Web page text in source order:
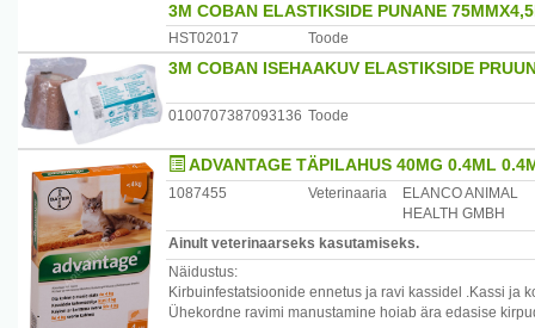
3M COBAN ELASTIKSIDE PUNANE
HST02017 Toode
3M COBAN ISEHAAKUV ELASTIKSIDE
0100707387093136 Toode
ADVANTAGE TÄPILAHUS 40MG 0.4ML
1087455 Veterinaaria
ELANCO ANIMAL
HEALTH GMBH
Ainult veterinaarseks kasutamiseks.
Näidustus:
Kirbuinfestatsioonide ennetus ja ravi kassidel .Kassi ja
Ühekordne ravimi manustamine hoiab ära edasise